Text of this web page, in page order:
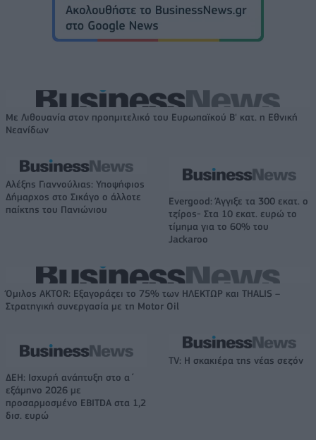
Με Λιθουανία στον προημιτελικό του Ευρωπαϊκού Β' κατ. η Εθνική
Νεανίδων
Αλέξης Γιαννούλιας: Υποψήφιος
Δήμαρχος στο Σικάγο ο άλλοτε
παίκτης του Πανιώνιου
Evergood: Άγγιξε τα 300 εκατ. ο
τζίρος- Στα 10 εκατ. ευρώ το
τίμημα για το 60% του
Jackaroo
Όμιλος AKTOR: Εξαγοράζει το 75% των ΗΛΕΚΤΩΡ και THALIS –
Στρατηγική συνεργασία με τη Motor Oil
ΔΕΗ: Ισχυρή ανάπτυξη στο α΄
εξάμηνο 2026 με
προσαρμοσμένο EBITDA στα 1,2
δισ. ευρώ
TV: Η σκακιέρα της νέας σεζόν